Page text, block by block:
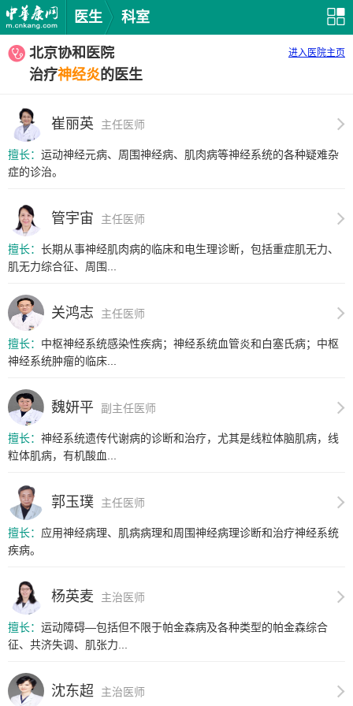
医生 科室
北京协和医院 进入医院主页
治疗神经炎的医生
崔丽英 主任医师
擅长： 运动神经元病、周围神经病、肌肉病等神经系统的各种疑难杂
症的诊治。
管宇宙 主任医师
擅长： 长期从事神经肌肉病的临床和电生理诊断，包括重症肌无力、
肌无力综合征、周围...
关鸿志 主任医师
擅长： 中枢神经系统感染性疾病；神经系统血管炎和白塞氏病；中枢
神经系统肿瘤的临床...
魏妍平 副主任医师
擅长： 神经系统遗传代谢病的诊断和治疗，尤其是线粒体脑肌病，线
粒体肌病，有机酸血...
郭玉璞 主任医师
擅长： 应用神经病理、肌病病理和周围神经病理诊断和治疗神经系统
疾病。
杨英麦 主治医师
擅长： 运动障碍—包括但不限于帕金森病及各种类型的帕金森综合
征、共济失调、肌张力...
沈东超 主治医师